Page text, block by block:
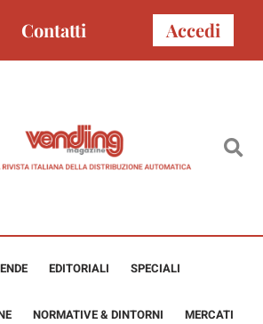
Contatti Accedi
EDITORIALI SPECIALI
NORMATIVE & DINTORNI MERCATI